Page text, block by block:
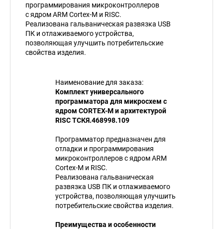
программирования микроконтроллеров
с ядром ARM Cortex-M и RISC.
Реализована гальваническая развязка USB
ПК и отлаживаемого устройства,
позволяющая улучшить потребительские
свойства изделия.
Наименование для заказа:
Комплект универсального
программатора для микросхем с
ядром CORTEX-M и архитектурой
RISC ТСКЯ.468998.109
Программатор предназначен для
отладки и программирования
микроконтроллеров с ядром ARM
Cortex-M и RISC.
Реализована гальваническая
развязка USB ПК и отлаживаемого
устройства, позволяющая улучшить
потребительские свойства изделия.
Преимущества и особенности